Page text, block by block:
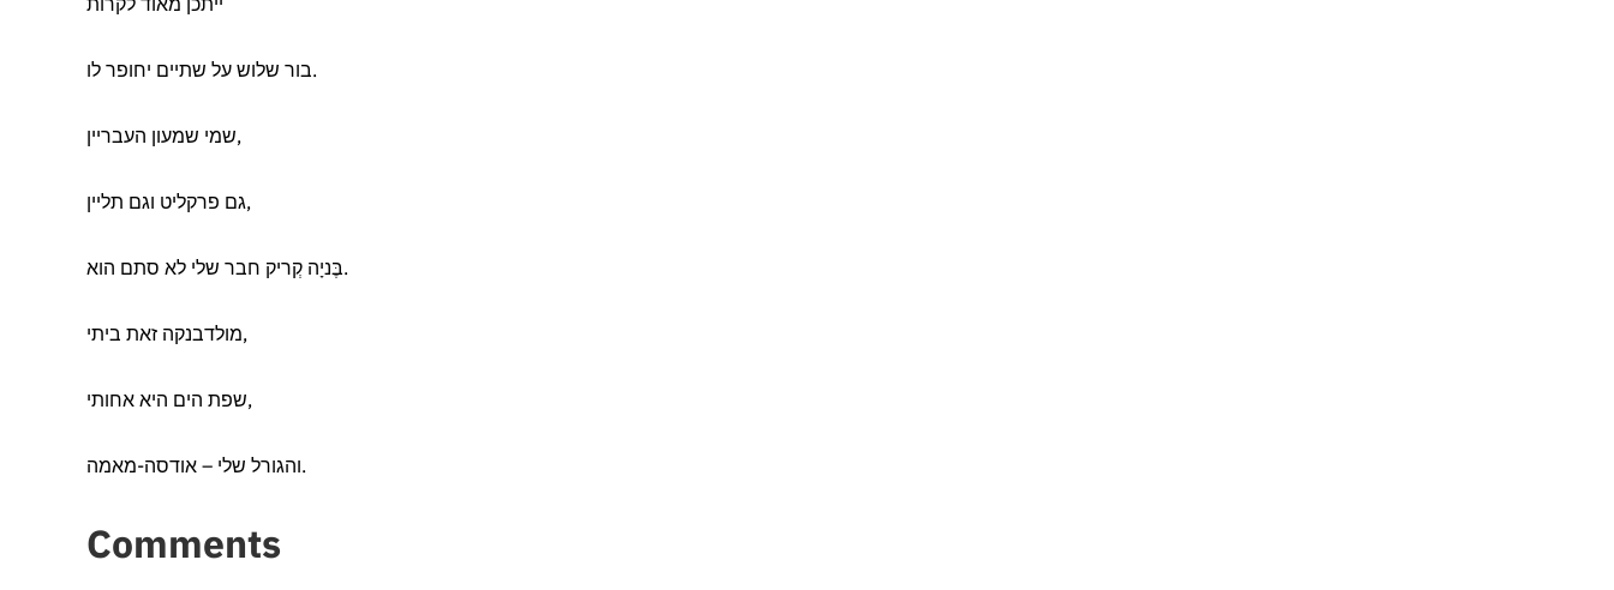
בור שלוש על שתיים יחופר לו.
שמי שמעון העבריין,
גם פרקליט וגם תליין,
בֶּניָה קְריק חבר שלי לא סתם הוא.
מולדבנקה זאת ביתי,
שפת הים היא אחותי,
והגורל שלי – אודסה-מאמה.
Comments